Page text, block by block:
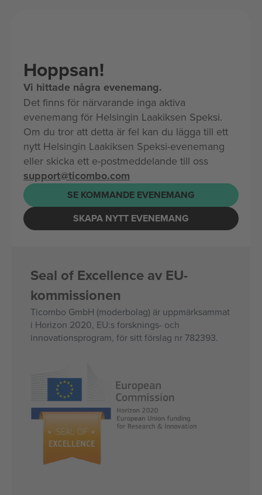
Hoppsan!
Vi hittade några evenemang.
Det finns för närvarande inga aktiva
evenemang för Helsingin Laakiksen Speksi.
Om du tror att detta är fel kan du lägga till ett
nytt Helsingin Laakiksen Speksi-evenemang
eller skicka ett e-postmeddelande till oss
support@ticombo.com
SE KOMMANDE EVENEMANG
SKAPA NYTT EVENEMANG
Seal of Excellence av EU-
kommissionen
Ticombo GmbH (moderbolag) är uppmärksammat
i Horizon 2020, EU:s forsknings- och
innovationsprogram, för sitt förslag nr 782393.